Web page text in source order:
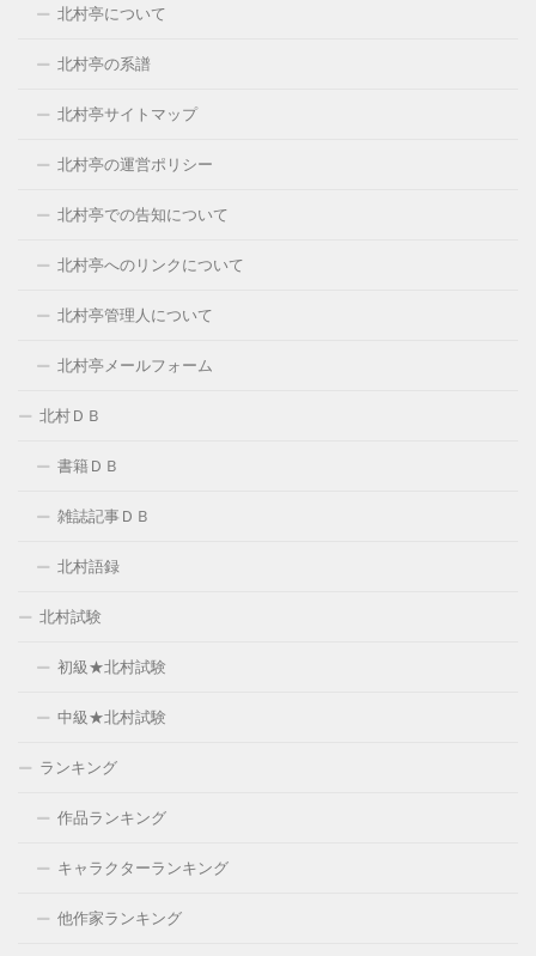
北村亭について
北村亭の系譜
北村亭サイトマップ
北村亭の運営ポリシー
北村亭での告知について
北村亭へのリンクについて
北村亭管理人について
北村亭メールフォーム
北村ＤＢ
書籍ＤＢ
雑誌記事ＤＢ
北村語録
北村試験
初級★北村試験
中級★北村試験
ランキング
作品ランキング
キャラクターランキング
他作家ランキング